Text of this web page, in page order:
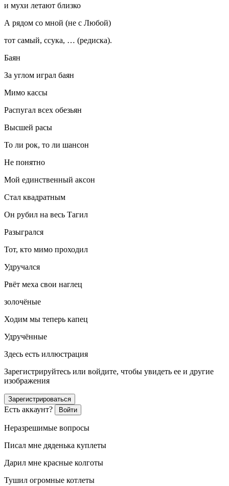
и мухи летают близко
А рядом со мной (не с Любой)
тот самый, ссука, … (редиска).
Баян
За углом играл баян
Мимо кассы
Распугал всех обезьян
Высшей расы
То ли рок, то ли шансон
Не понятно
Мой единственный аксон
Стал квадратным
Он рубил на весь Тагил
Разыгрался
Тот, кто мимо проходил
Удручался
Рвёт меха свои наглец
золочёные
Ходим мы теперь капец
Удручённые
Здесь есть иллюстрация
Зарегистрируйтесь или войдите, чтобы увидеть ее и другие
изображения
Зарегистрироваться
Есть аккаунт? Войти
Неразрешимые вопросы
Писал мне дяденька куплеты
Дарил мне красные колготы
Тушил огромные котлеты